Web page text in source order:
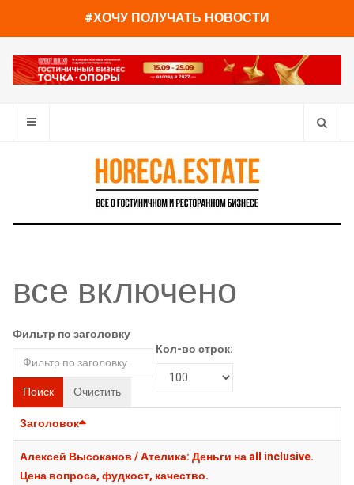
#ХОЧУ ПОЛУЧАТЬ НОВОСТИ
все включено
Фильтр по заголовку
Поиск Очистить
Кол-во строк:
Заголовок
Алексей Высоканов / Ателика: Деньги на all inclusive.
Цена вопроса, фудкост, качество.